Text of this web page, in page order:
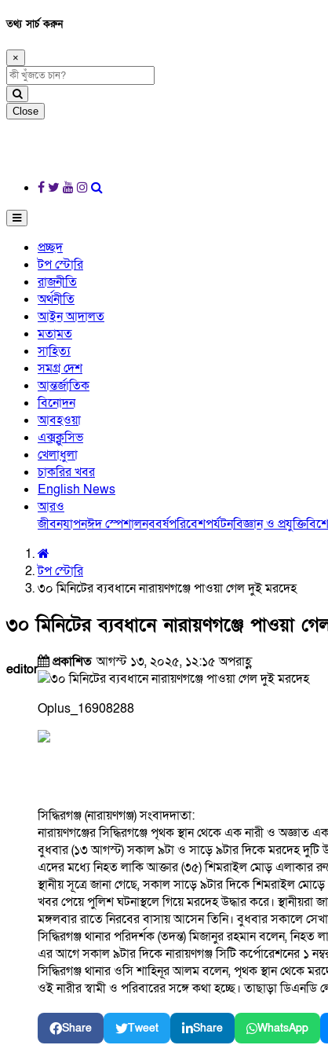
তথ্য সার্চ করুন
×
Close
প্রচ্ছদ
টপ স্টোরি
রাজনীতি
অর্থনীতি
আইন আদালত
মতামত
সাহিত্য
সমগ্র দেশ
আন্তর্জাতিক
বিনোদন
আবহওয়া
এক্সক্লুসিভ
খেলাধুলা
চাকরির খবর
English News
আরও
জীবনযাপনঈদ স্পেশালনববর্ষপরিবেশপর্যটনবিজ্ঞান ও প্রযুক্তি
টপ স্টোরি
৩০ মিনিটের ব্যবধানে নারায়ণগঞ্জে পাওয়া গেল দুই মরদেহ
৩০ মিনিটের ব্যবধানে নারায়ণগঞ্জে পাওয়া
editor প্রকাশিতআগস্ট ১৩, ২০২৫, ১২:১৫ অপরাহ্ণ
Oplus_16908288
সিদ্ধিরগঞ্জ (নারায়ণগঞ্জ) সংবাদদাতা:
নারায়ণগঞ্জের সিদ্ধিরগঞ্জে পৃথক স্থান থেকে এক নারী ও
বুধবার (১৩ আগস্ট) সকাল ৯টা ও সাড়ে ৯টার দিকে মরদেহ দুটি
এদের মধ্যে নিহত লাকি আক্তার (৩৫) শিমরাইল মোড় এলাকার
স্থানীয় সূত্রে জানা গেছে, সকাল সাড়ে ৯টার দিকে শিমরাইল
খবর পেয়ে পুলিশ ঘটনাস্থলে গিয়ে মরদেহ উদ্ধার করে। স্থানীয়রা
মঙ্গলবার রাতে নিরবের বাসায় আসেন তিনি। বুধবার সকালে
সিদ্ধিরগঞ্জ থানার পরিদর্শক (তদন্ত) মিজানুর রহমান বলেন,
এর আগে সকাল ৯টার দিকে নারায়ণগঞ্জ সিটি কর্পোরেশনের ১
সিদ্ধিরগঞ্জ থানার ওসি শাহিনূর আলম বলেন, পৃথক স্থান থেকে
ওই নারীর স্বামী ও পরিবারের সঙ্গে কথা হচ্ছে। তাছাড়া
Share Tweet Share WhatsApp